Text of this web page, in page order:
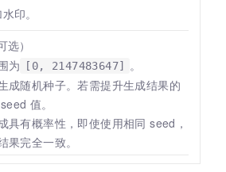
印。
选）
为
[0, 2147483647]
。
成随机种子。若需提升生成结果的
seed 值。
具有概率性，即使使用相同 seed，
果完全一致。